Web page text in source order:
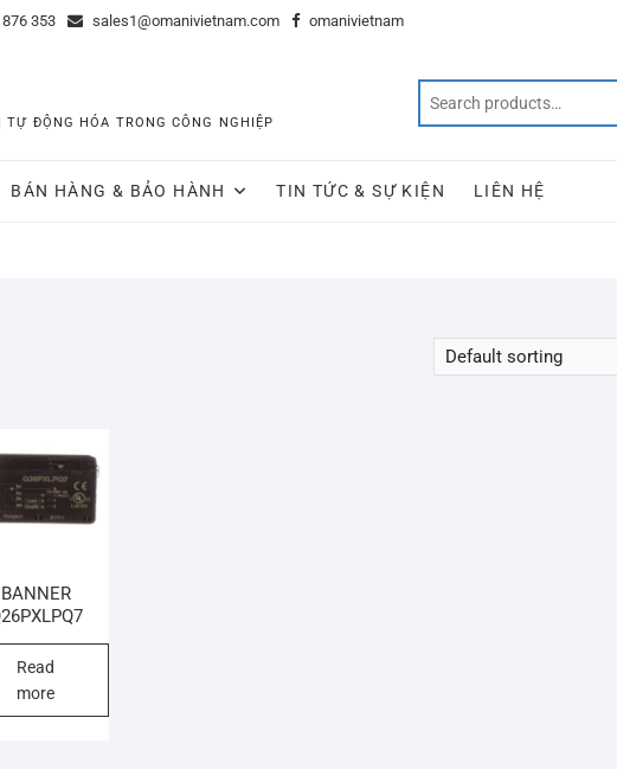
353 sales1@omanivietnam.com omanivietnam
ĐỘNG HÓA TRONG CÔNG NGHIỆP
BÁN HÀNG & BẢO HÀNH TIN TỨC & SỰ KIỆN LIÊN HỆ
BANNER
Read
more